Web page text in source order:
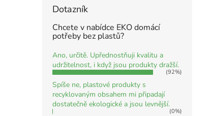
Dotazník
Chcete v nabídce EKO domácí
potřeby bez plastů?
Ano, určitě. Upřednostňuji kvalitu a
udržitelnost, i když jsou produkty dražší.
(92%)
Spíše ne, plastové produkty s
recyklovaným obsahem mi připadají
dostatečně ekologické a jsou levnější.
(0%)